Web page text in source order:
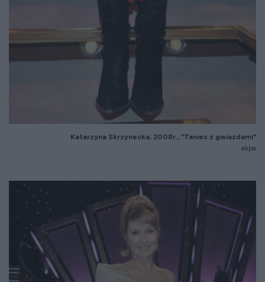
Katarzyna Skrzynecka, 2008r., "Taniec z gwiazdami"
akpa